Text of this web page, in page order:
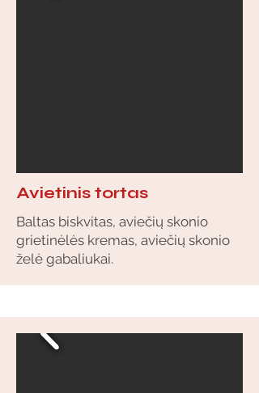
Avietinis tortas
Baltas biskvitas, aviečių skonio
grietinėlės kremas, aviečių skonio
želė gabaliukai.